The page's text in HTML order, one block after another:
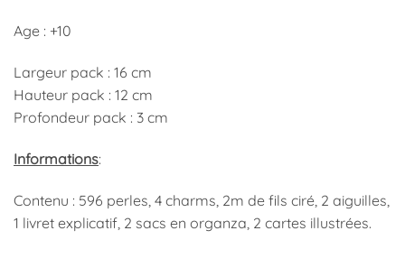
Age : +10
Largeur pack : 16 cm
Hauteur pack : 12 cm
Profondeur pack : 3 cm
Informations:
Contenu : 596 perles, 4 charms, 2m de fils ciré, 2 aiguilles,
1 livret explicatif, 2 sacs en organza, 2 cartes illustrées.